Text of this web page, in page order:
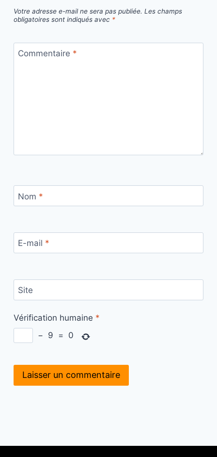
Votre adresse e-mail ne sera pas publiée. Les champs
obligatoires sont indiqués avec *
Commentaire *
Nom *
E-mail *
Site
Vérification humaine *
− 9 = 0